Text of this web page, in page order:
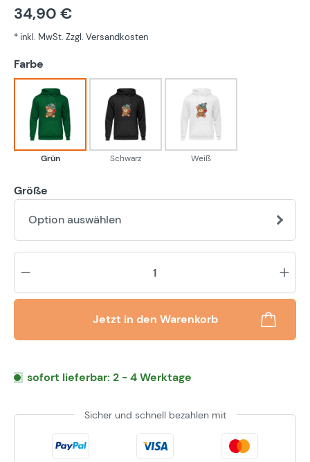
34,90 €
* inkl. MwSt. Zzgl. Versandkosten
Farbe
Grün
Grün
Schwarz
Schwarz
Weiß
Weiß
Größe
Option auswählen
Jetzt in den Warenkorb
sofort lieferbar: 2 - 4 Werktage
Sicher und schnell bezahlen mit